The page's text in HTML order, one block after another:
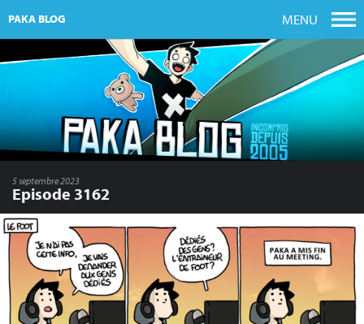
PAKA BLOG MENU
5 septembre 2023
Episode 3162